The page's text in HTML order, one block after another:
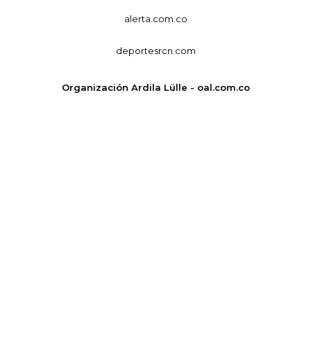
alerta.com.co
deportesrcn.com
Organización Ardila Lülle - oal.com.co